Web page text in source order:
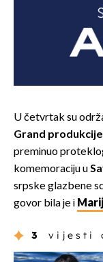
U četvrtak su
Grand produkcije
preminuo
komemoraciju u
srpske glazbene
govor bila je i
3 vijesti